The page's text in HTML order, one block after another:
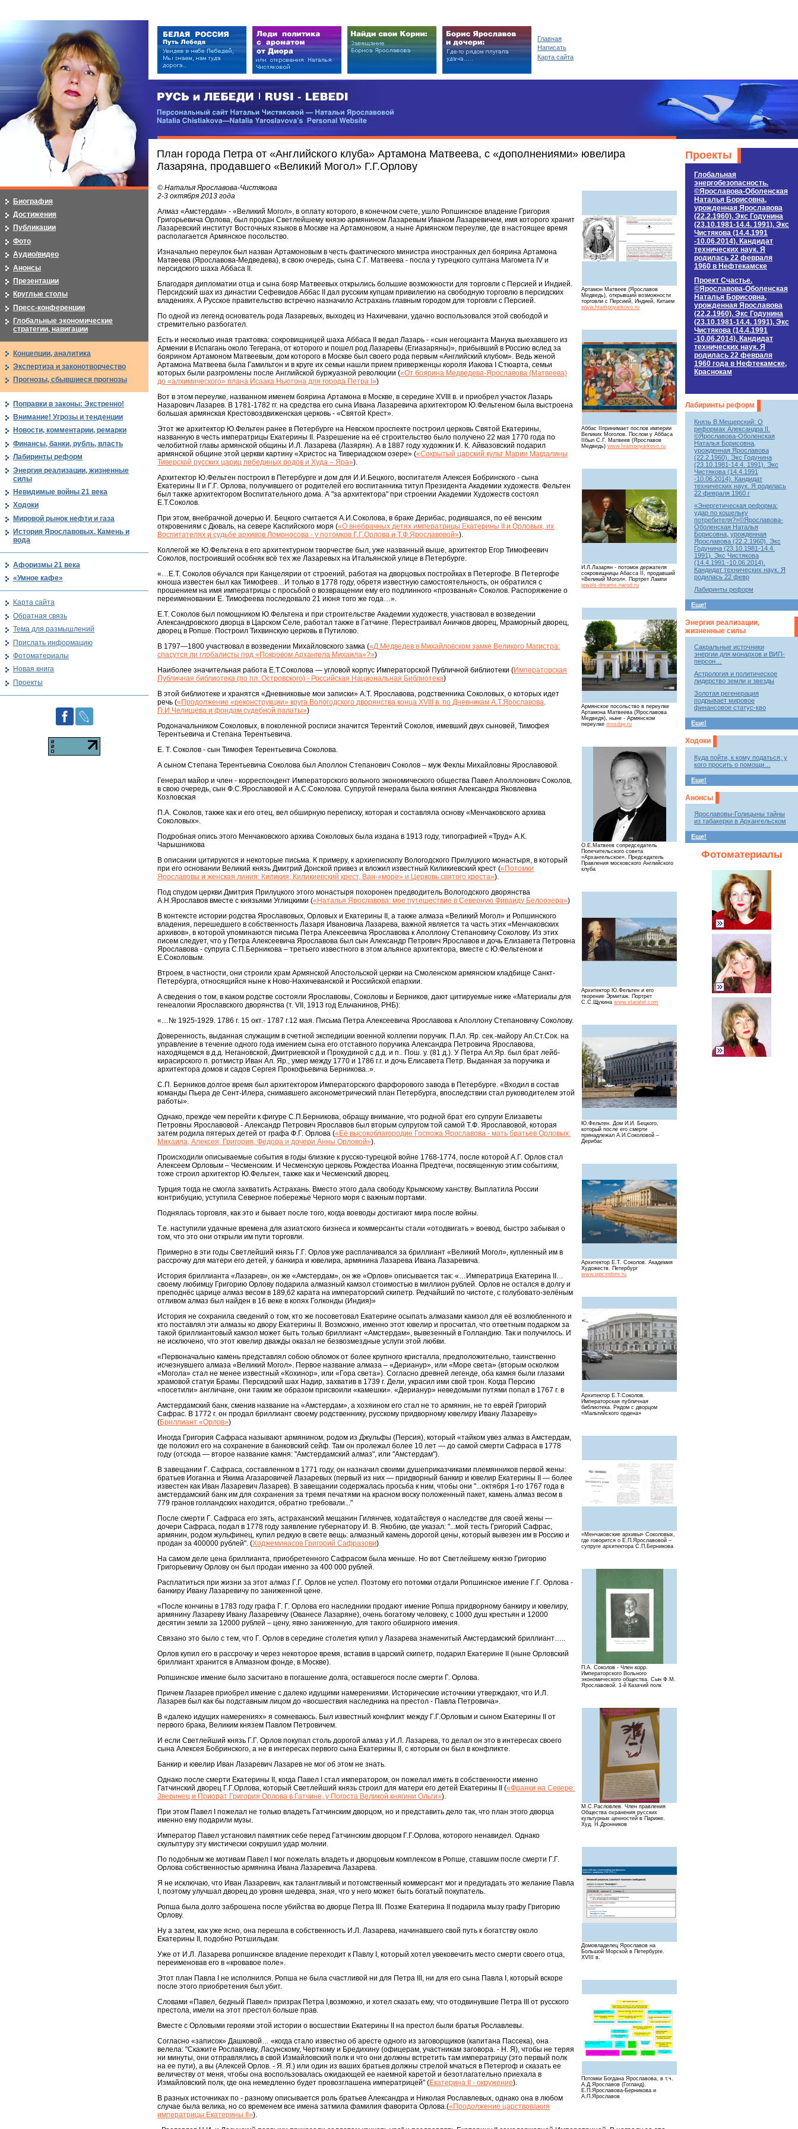
РУСЬ и ЛЕБЕДИ | RUSI — LEBEDI
Персональный сайт Натальи Чистяковой — Натальи Ярославовой
План города Петра от «Английского клуба» Артамона Матвеева, с «дополнениями» ювелира
Лазаряна, продавшего «Великий Могол» Г.Г.Орлову
Артамон Матвеев (Ярославов
Медведь), открывший возможности
торговли с Персией, Индией, Китаем
www.hrampoyarkovo.ru
Аббас IIпринимает послов империи
Великих Моголов. Послом у Аббаса
IIбыл С.Г. Матвеев (Ярославов
Медведь) www.hrampoyarkovo.ru
И.Л.Лазарян - потомок держателя
сокровищницы Абасса II, продавший
«Великий Могол». Портрет Лампи
jewels-dreams.narod.ru
Армянское посольство в переулке
Артамона Матвеева (Ярославова
Медведя), ныне - Армянском
переулке mosday.ru
О.Е.Матвеев сопредседатель
Попечительского совета
«Архангельское», Председатель
Правления московского Английского
клуба
Архитектор Ю.Фельтен и его
творение Эрмитаж. Портрет
С.С.Щукина www.staratel.com
Ю.Фельтен. Дом И.И. Бецкого,
который после его смерти
принадлежал А.И.Соколовой –
Дерибас
Архитектор Е.Т. Соколов. Академия
Художеств. Петербург
www.pipcindom.ru
Архитектор Е.Т.Соколов.
Императорская публичная
библиотека. Рядом с дворцом
«Мальтийского ордена»
«Менчаковские архивы» Соколовых,
где говорится о Е.П.Ярославовой –
супруге архитектора С.П.Берникова
П.А. Соколов - Член корр.
Императорского Вольного
экономического общества. Сын Ф.М.
Ярославовой. 1-й Казачий полк
М.С.Расловлев. Член правления
Общества охранения русских
культурных ценностей в Париже.
Худ. Н.Дронников
Домовладелец Ярославов на
Большой Морской в Петербурге.
XVIII в.
Потомки Богдана Ярославова, в т.ч.
А.Д.Ярославов (Гогланд),
Е.П.Ярославова-Берникова и
А.П.Ярославов
© Наталья Ярославова-Чистякова
2-3 октября 2013 года
Алмаз «Амстердам» - «Великий Могол», в оплату которого, в конечном счете, ушло Ропшинское владение Григория
Григорьевича Орлова, был продан Светлейшему князю армянином Лазаревым Иваном Лазаревичем, имя которого хранит
Лазаревский институт Восточных языков в Москве на Артамоновом, а ныне Армянском переулке, где в настоящее время
располагается Армянское посольство.
Изначально переулок был назван Артамоновым в честь фактического министра иностранных дел боярина Артамона
Матвеева (Ярославова-Медведева), в свою очередь, сына С.Г. Матвеева - посла у турецкого султана Магомета IV и
персидского шаха Аббаса II.
Благодаря дипломатии отца и сына бояр Матвеевых открылись большие возможности для торговли с Персией и Индией.
Персидский шах из династии Сефевидов Аббас II дал русским купцам привилегию на свободную торговлю в персидских
владениях. А Русское правительство встречно назначило Астрахань главным городом для торговли с Персией.
По одной из легенд основатель рода Лазаревых, выходец из Нахичевани, удачно воспользовался этой свободой и
стремительно разбогател.
Есть и несколько иная трактовка: сокровищницей шаха Аббаса II ведал Лазарь - «сын негоцианта Манука выехавшего из
Армении в Испагань около Тегерана, от которого и пошел род Лазаревы (Егиазаряны)», прибывший в Россию вслед за
боярином Артамоном Матвеевым, дом которого в Москве был своего рода первым «Английский клубом». Ведь женой
Артамона Матвеева была Гамильтон и в круге их семьи нашли прием приверженцы короля Иакова I Стюарта, семьи
которых были разгромлены после Английской буржуазной революции («От боярина Медведева-Ярославова (Матвеева)
до «алхимического» плана Исаака Ньютона для города Петра I»)
Вот в этом переулке, названном именем боярина Артамона в Москве, в середине XVIII в. и приобрел участок Лазарь
Назарович Лазарев. В 1781-1782 гг. на средства его сына Ивана Лазаревича архитектором Ю.Фельтеном была выстроена
большая армянская Крестовоздвиженская церковь - «Святой Крест».
Этот же архитектор Ю.Фельтен ранее в Петербурге на Невском проспекте построил церковь Святой Екатерины,
названную в честь императрицы Екатерины II. Разрешение на её строительство было получено 22 мая 1770 года по
челобитной главы армянской общины И.Л. Лазарева (Лазярян). А в 1887 году художник И. К. Айвазовский подарил
армянской общине этой церкви картину «Христос на Тивериадском озере» («Сокрытый царский культ Марии Магдалины
Тиверской русских цариц лебединых родов и Худа – Яра»).
Архитектор Ю.Фельтен построил в Петербурге и дом для И.И.Бецкого, воспитателя Алексея Бобринского - сына
Екатерины II и Г.Г. Орлова, получившего от родителей его воспитанника титул Президента Академии художеств. Фельтен
был также архитектором Воспитательного дома. А "за архитектора" при строении Академии Художеств состоял
Е.Т.Соколов.
При этом, внебрачной дочерью И. Бецкого считается А.И.Соколова, в браке Дерибас, родившаяся, по её венским
откровениям с Дюваль, на севере Каспийского моря («О внебрачных детях императрицы Екатерины II и Орловых, их
Воспитателях и судьбе архивов Ломоносова - у потомков Г.Г.Орлова и Т.Ф.Ярославовой»).
Коллегой же Ю.Фельтена в его архитектурном творчестве был, уже названный выше, архитектор Егор Тимофеевич
Соколов, построивший особняк всё тех же Лазаревых на Итальянской улице в Петербурге.
«…Е.Т. Соколов обучался при Канцелярии от строений, работая на дворцовых постройках в Петергофе. В Петергофе
юноша известен был как Тимофеев…И только в 1778 году, обретя известную самостоятельность, он обратился с
прошением на имя императрицы с просьбой о возвращении ему его подлинного «прозванья» Соколов. Распоряжение о
переименовании Е. Тимофеева последовало 21 июня того же года…».
Е.Т. Соколов был помощником Ю.Фельтена и при строительстве Академии художеств, участвовал в возведении
Александровского дворца в Царском Селе, работал также в Гатчине. Перестраивал Аничков дворец, Мраморный дворец,
дворец в Ропше. Построил Тихвинскую церковь в Путилово.
В 1797—1800 участвовал в возведении Михайловского замка («Д.Медведев в Михайловском замке Великого Магистра:
спасутся ли глобалисты под «Покровом Архангела Михаила»?»)
Наиболее значительная работа Е.Т.Соколова — угловой корпус Императорской Публичной библиотеки (Императорская
Публичная библиотека (по пл. Островского) - Российская Национальная Библиотека)
В этой библиотеке и хранятся «Дневниковые мои записки» А.Т. Ярославова, родственника Соколовых, о которых идет
речь («Продолжение «реконструкции» круга Вологодского дворянства конца XVIII в. по Дневникам А.Т.Ярославова,
П.И.Челищева и фондам судебной палаты»)
Родоначальником Соколовых, в поколенной росписи значится Терентий Соколов, имевший двух сыновей, Тимофея
Терентьевича и Степана Терентьевича.
Е. Т. Соколов - сын Тимофея Терентьевича Соколова.
А сыном Степана Терентьевича Соколова был Аполлон Степанович Соколов – муж Феклы Михайловны Ярославовой.
Генерал майор и член - корреспондент Императорского вольного экономического общества Павел Аполлонович Соколов,
в свою очередь, сын Ф.С.Ярославовой и А.С.Соколова. Супругой генерала была княгиня Александра Яковлевна
Козловская
П.А. Соколов, также как и его отец, вел обширную переписку, которая и составляла основу «Менчаковского архива
Соколовых».
Подробная опись этого Менчаковского архива Соколовых была издана в 1913 году, типографией «Труд» А.К.
Чарышникова
В описании цитируются и некоторые письма. К примеру, к архиепископу Вологодского Прилуцкого монастыря, в который
при его основании Великий князь Дмитрий Донской привез и вложил известный Киликиевский крест («Потомки
Ярославовы и женская линия: Киликия, Киликиевский крест, Ван-«море» и Церковь святого креста»).
Под спудом церкви Дмитрия Прилуцкого этого монастыря похоронен предводитель Вологодского дворянства
А.Н.Ярославов вместе с князьями Углицкими («Наталья Ярославова: мое путешествие в Северную Фиваиду Белоозера»)
В контексте истории родства Ярославовых, Орловых и Екатерины II, а также алмаза «Великий Могол» и Ропшинского
владения, перешедшего в собственность Лазаря Ивановича Лазарева, важной является та часть этих «Менчаковских
архивов», в которой упоминаются письма Петра Алексеевича Ярославова к Аполлону Степановичу Соколову. Из этих
писем следует, что у Петра Алексеевича Ярославова был сын Александр Петрович Ярославов и дочь Елизавета Петровна
Ярославова - супруга С.П.Берникова – третьего известного в этом альянсе архитектора, вместе с Ю.Фельтеном и
Е.Соколовым.
Втроем, в частности, они строили храм Армянской Апостольской церкви на Смоленском армянском кладбище Санкт-
Петербурга, относящийся ныне к Ново-Нахичеванской и Российской епархии.
А сведения о том, в каком родстве состояли Ярославовы, Соколовы и Берников, дают цитируемые ниже «Материалы для
генеалогии Ярославского дворянства (т. VII, 1913 год Ельчанинов, РНБ):
«…№ 1925-1929. 1786 г. 15 окт.- 1787 г.12 мая. Письма Петра Алексеевича Ярославова к Аполлону Степановичу Соколову.
Доверенность, выданная служащим в счетной экспедиции военной коллегии поручик. П.Ал. Яр. сек.-майору Ап.Ст.Сок. на
управление в течение одного года имением сына его отставного поручика Александра Петровича Ярославова,
находящемся в д.д. Негановской, Дмитриевской и Прокудиной с д.д. и п.. Пош. у. (81 д.). У Петра Ал.Яр. был брат лейб-
кирасирского п. ротмистр Иван Ал. Яр., умер между 1770 и 1786 г.г. и дочь Елисавета Петр. Выданная за поручика и
архитектора домов и садов Сергея Прокофьевича Берникова..».
С.П. Берников долгое время был архитектором Императорского фарфорового завода в Петербурге. «Входил в состав
команды Пьера де Сент-Илера, снимавшего аксонометрический план Петербурга, впоследствии стал руководителем этой
работы».
Однако, прежде чем перейти к фигуре С.П.Берникова, обращу внимание, что родной брат его супруги Елизаветы
Петровны Ярославовой - Александр Петрович Ярославов был вторым супругом той самой Т.Ф. Ярославовой, которая
затем родила пятерых детей от графа Ф.Г. Орлова («Её высокоблагородие Госпожа Ярославова - мать братьев Орловых:
Михаила, Алексея, Григория, Федора и дочери Анны Орловой»).
Происходили описываемые события в годы близкие к русско-турецкой войне 1768-1774, после которой А.Г. Орлов стал
Алексеем Орловым – Чесменским. И Чесменскую церковь Рождества Иоанна Предтечи, посвященную этим событиям,
тоже строил архитектор Ю.Фельтен, также как и Чесменский дворец.
Турция тогда не смогла захватить Астрахань. Вместо этого дала свободу Крымскому ханству. Выплатила России
контрибуцию, уступила Северное побережье Черного моря с важным портами.
Поднялась торговля, как это и бывает после того, когда воеводы достигают мира после войны.
Т.е. наступили удачные времена для азиатского бизнеса и коммерсанты стали «отодвигать » воевод, быстро забывая о
том, что это они открыли им пути торговли.
Примерно в эти годы Светлейший князь Г.Г. Орлов уже расплачивался за бриллиант «Великий Могол», купленный им в
рассрочку для матери его детей, у банкира и ювелира, армянина Лазарева Ивана Лазаревича.
История бриллианта «Лазарев», он же «Амстердам», он же «Орлов» описывается так: «…Императрица Екатерина II…
своему любимцу Григорию Орлову подарила алмазный камзол стоимостью в миллион рублей. Орлов не остался в долгу и
преподнёс царице алмаз весом в 189,62 карата на императорский скипетр. Редчайший по чистоте, с голубовато-зелёным
отливом алмаз был найден в 16 веке в копях Голконды (Индия)»
История не сохранила сведений о том, кто же посоветовал Екатерине осыпать алмазами камзол для её возлюбленного и
кто поставлял эти алмазы ко двору Екатерины II. Возможно, именно этот ювелир и просчитал, что ответным подарком за
такой бриллиантовый камзол может быть только бриллиант «Амстердам», вывезенный в Голландию. Так и получилось. И
не исключено, что этот ювелир дважды оказал не безвозмездные услуги этой любви.
«Первоначально камень представлял собою обломок от более крупного кристалла, предположительно, таинственно
исчезнувшего алмаза «Великий Могол». Первое название алмаза – «Дерианур», или «Море света» (вторым осколком
«Могола» стал не менее известный «Кохинор», или «Гора света»). Согласно древней легенде, оба камня были глазами
храмовой статуи Брамы. Персидский шах Надир, захватив в 1739 г. Дели, украсил ими свой трон. Когда Персию
«посетили» англичане, они таким же образом присвоили «камешки». «Дерианур» неведомыми путями попал в 1767 г. в
Амстердамский банк, сменив название на «Амстердам», а хозяином его стал не то армянин, не то еврей Григорий
Сафрас. В 1772 г. он продал бриллиант своему родственнику, русскому придворному ювелиру Ивану Лазареву»
(Бриллиант «Орлов»)
Иногда Григория Сафраса называют армянином, родом из Джульфы (Персия), который «тайком увез алмаз в Амстердам,
где положил его на сохранение в банковский сейф. Там он пролежал более 10 лет — до самой смерти Сафраса в 1778
году (отсюда — второе название камня: "Амстердамский алмаз", или "Амстердам").
В завещании Г. Сафраса, составленном в 1771 году, он назначил своими душеприказчиками племянников первой жены:
братьев Иоганна и Якима Агазаровичей Лазаревых (первый из них — придворный банкир и ювелир Екатерины II — более
известен как Иван Лазаревич Лазарев). В завещании содержалась просьба к ним, чтобы они "...октября 1-го 1767 года в
амстердамский банк им для сохранения за тремя печатями на красном воску положенный пакет, камень алмаз весом в
779 гранов голландских находится, обратно требовали..."
После смерти Г. Сафраса его зять, астраханский мещанин Гилянчев, ходатайствуя о наследстве для своей жены —
дочери Сафраса, подал в 1778 году заявление губернатору И. В. Якобию, где указал: "...мой тесть Григорий Сафрас,
армянин, родом жульфинец, купил редкую в свете вещь: алмазный камень дорогой цены, который вывезен им в Россию и
продан за 400000 рублей". (Ходжеминасов Григорий Сафразови)
На самом деле цена бриллианта, приобретенного Сафрасом была меньше. Но вот Светлейшему князю Григорию
Григорьевичу Орлову он был продан именно за 400 000 рублей.
Расплатиться при жизни за этот алмаз Г.Г. Орлов не успел. Поэтому его потомки отдали Ропшинское имение Г.Г. Орлова -
банкиру Ивану Лазаревичу по заниженной цене.
«После кончины в 1783 году графа Г. Г. Орлова его наследники продают имение Ропша придворному банкиру и ювелиру,
армянину Лазареву Ивану Лазаревичу (Ованесе Лазаряне), очень богатому человеку, с 1000 душ крестьян и 12000
десятин земли за 12000 рублей – цену, явно заниженную, для такого обширного имения.
Связано это было с тем, что Г. Орлов в середине столетия купил у Лазарева знаменитый Амстердамский бриллиант…..
Орлов купил его в рассрочку и через некоторое время, вставив в царский скипетр, подарил Екатерине II (ныне Орловский
бриллиант хранится в Алмазном фонде, в Москве).
Ропшинское имение было засчитано в погашение долга, оставшегося после смерти Г. Орлова.
Причем Лазарев приобрел имение с далеко идущими намерениями. Исторические источники утверждают, что И.Л.
Лазарев был как бы подставным лицом до «восшествия наследника на престол - Павла Петровича».
В «далеко идущих намерениях» я сомневаюсь. Был известный конфликт между Г.Г.Орловым и сыном Екатерины II от
первого брака, Великим князем Павлом Петровичем.
И если Светлейший князь Г.Г. Орлов покупал столь дорогой алмаз у И.Л. Лазарева, то делал он это в интересах своего
сына Алексея Бобринского, а не в интересах первого сына Екатерины II, с которым он был в конфликте.
Банкир и ювелир Иван Лазаревич Лазарев не мог об этом не знать.
Однако после смерти Екатерины II, когда Павел I стал императором, он пожелал иметь в собственности именно
Гатчинский дворец Г.Г.Орлова, который Светлейший князь строил для матери его детей Екатерины II («Франки на Севере:
Зверинец и Приорат Григория Орлова в Гатчине, у Погоста Великой княгини Ольги»).
При этом Павел I пожелал не только владеть Гатчинским дворцом, но и представить дело так, что план этого дворца
именно ему подарили музы.
Император Павел установил памятник себе перед Гатчинским дворцом Г.Г.Орлова, которого ненавидел. Однако
скульптуру эту мистически сокрушил удар молнии.
По подобным же мотивам Павел I мог пожелать владеть и дворцовым комплексом в Ропше, ставшим после смерти Г.Г.
Орлова собственностью армянина Ивана Лазаревича Лазарева.
Я не исключаю, что Иван Лазаревич, как талантливый и потомственный коммерсант мог и предугадать это желание Павла
I, поэтому улучшал дворец до уровня шедевра, зная, что у него может быть богатый покупатель.
Ропша была долго заброшена после убийства во дворце Петра III. Позже Екатерина II подарила мызу графу Григорию
Орлову.
Ну а затем, как уже ясно, она перешла в собственность И.Л. Лазарева, начинавшего свой путь к богатству около
Екатерины II, подобно Ротшильдам.
Уже от И.Л. Лазарева ропшинское владение переходит к Павлу I, который хотел увековечить место смерти своего отца,
переименовав его в «кровавое поле».
Этот план Павла I не исполнился. Ропша не была счастливой ни для Петра III, ни для его сына Павла I, который вскоре
после этого приобретения был убит.
Словами «Павел, бедный Павел» призрак Петра I,возможно, и хотел сказать ему, что отодвинувшие Петра III от русского
престола, имели на этот престол больше прав.
Вместе с Орловыми героями этой истории о восшествии Екатерины II на престол были братья Рославлевы.
Согласно «записок» Дашковой… «когда стало известно об аресте одного из заговорщиков (капитана Пассека), она
велела: "Скажите Рославлеву, Ласунскому, Черткому и Бредихину (офицерам, участникам заговора. - Н. Я), чтобы не теряя
ни минуты, они отправлялись в свой Измайловский полк и что они должны встретить там императрицу (это первый полк
на ее пути), а вы (Алексей Орлов. - Я. Я.) или один из ваших братьев должны стрелой мчаться в Петергоф и сказать ее
величеству от меня, чтобы она воспользовалась ожидающей ее наемной каретой и безотлагательно приехала в
Измайловский полк, где она немедленно будет провозглашена императрицей" (Екатерина II - окружение).
В разных источниках по - разному описывается роль братьев Александра и Николая Рославлевых, однако она в любом
случае была велика, но со временем все имена затмила фамилия фаворита Орлова.(«Продолжение царствования
императрицы Екатерины II»).
Проекты
Глобальная
энергобезопасность.
©Ярославова-Оболенская
Наталья Борисовна,
урожденная Ярославова
(22.2.1960). Экс Годунина
(23.10.1981-14.4. 1991). Экс
Чистякова (14.4.1991
-10.06.2014). Кандидат
технических наук. Я
родилась 22 февраля
1960 в Нефтекамске
Проект Счастье.
©Ярославова-Оболенская
Наталья Борисовна,
урожденная Ярославова
(22.2.1960). Экс Годунина
(23.10.1981-14.4. 1991). Экс
Чистякова (14.4.1991
-10.06.2014). Кандидат
технических наук. Я
родилась 22 февраля
1960 года в Нефтекамске,
Краснокам
Лабиринты реформ
Князь В.Мещерский: О
реформах Александра II.
©Ярославова-Оболенская
Наталья Борисовна,
урожденная Ярославова
(22.2.1960). Экс Годунина
(23.10.1981-14.4. 1991). Экс
Чистякова (14.4.1991
-10.06.2014). Кандидат
технических наук. Я родилась
22 февраля 1960 г
«Энергетическая реформа:
удар по кошельку
потребителя?»©Ярославова-
Оболенская Наталья
Борисовна, урожденная
Ярославова (22.2.1960). Экс
Годунина (23.10.1981-14.4.
1991). Экс Чистякова
(14.4.1991 -10.06.2014).
Кандидат технических наук. Я
родилась 22 февр
Лабиринты реформ
Еще!
Энергия реализации,
жизненные силы
Сакральные источники
энергии для монархов и ВИП-
персон…
Астрология и политическое
лидерство земли и звезды
Золотая регенерация
подрывает мировое
финансовое статус-кво
Еще!
Ходоки
Куда пойти, к кому податься, у
кого просить о помощи…
Еще!
Анонсы
Ярославовы-Голицыны тайны
из табакерки в Архангельском
Еще!
Фотоматериалы
Биография
Достижения
Публикации
Фото
Аудио/видео
Анонсы
Презентации
Круглые столы
Пресс-конференции
Глобальные экономические
стратегии, навигации
Концепции, аналитика
Экспертиза и законотворчество
Прогнозы, сбывшиеся прогнозы
Поправки в законы: Экстренно!
Внимание! Угрозы и тенденции
Новости, комментарии, ремарки
Финансы, банки, рубль, власть
Лабиринты реформ
Энергия реализации, жизненные
силы
Невидимые войны 21 века
Ходоки
Мировой рынок нефти и газа
История Ярославовых. Камень и
вода
Афоризмы 21 века
«Умное кафе»
Карта сайта
Обратная связь
Тема для размышлений
Прислать информацию
Фотоматериалы
Новая книга
Проекты
Главная
Написать
Карта сайта